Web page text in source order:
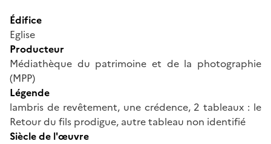
Édifice
Eglise
Producteur
Médiathèque du patrimoine et de la photographie
(MPP)
Légende
lambris de revêtement, une crédence, 2 tableaux : le
Retour du fils prodigue, autre tableau non identifié
Siècle de l'œuvre